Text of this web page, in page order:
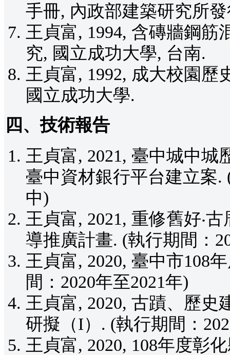
手冊, 內政部建築研究所
王貞富, 1994, 含磚牆鋼
究, 國立成功大學, 台南.
王貞富, 1992, 成大校園
國立成功大學.
四、技術報告
王貞富, 2021, 臺中城中
臺中資材銀行平台建立案.
中)
王貞富, 2021, 重修舊好‧
導推廣計畫. (執行期間：
王貞富, 2020, 臺中市108
間：2020年至2021年)
王貞富, 2020, 古蹟、歷
研擬（I）. (執行期間：
王貞富, 2020, 108年度彰